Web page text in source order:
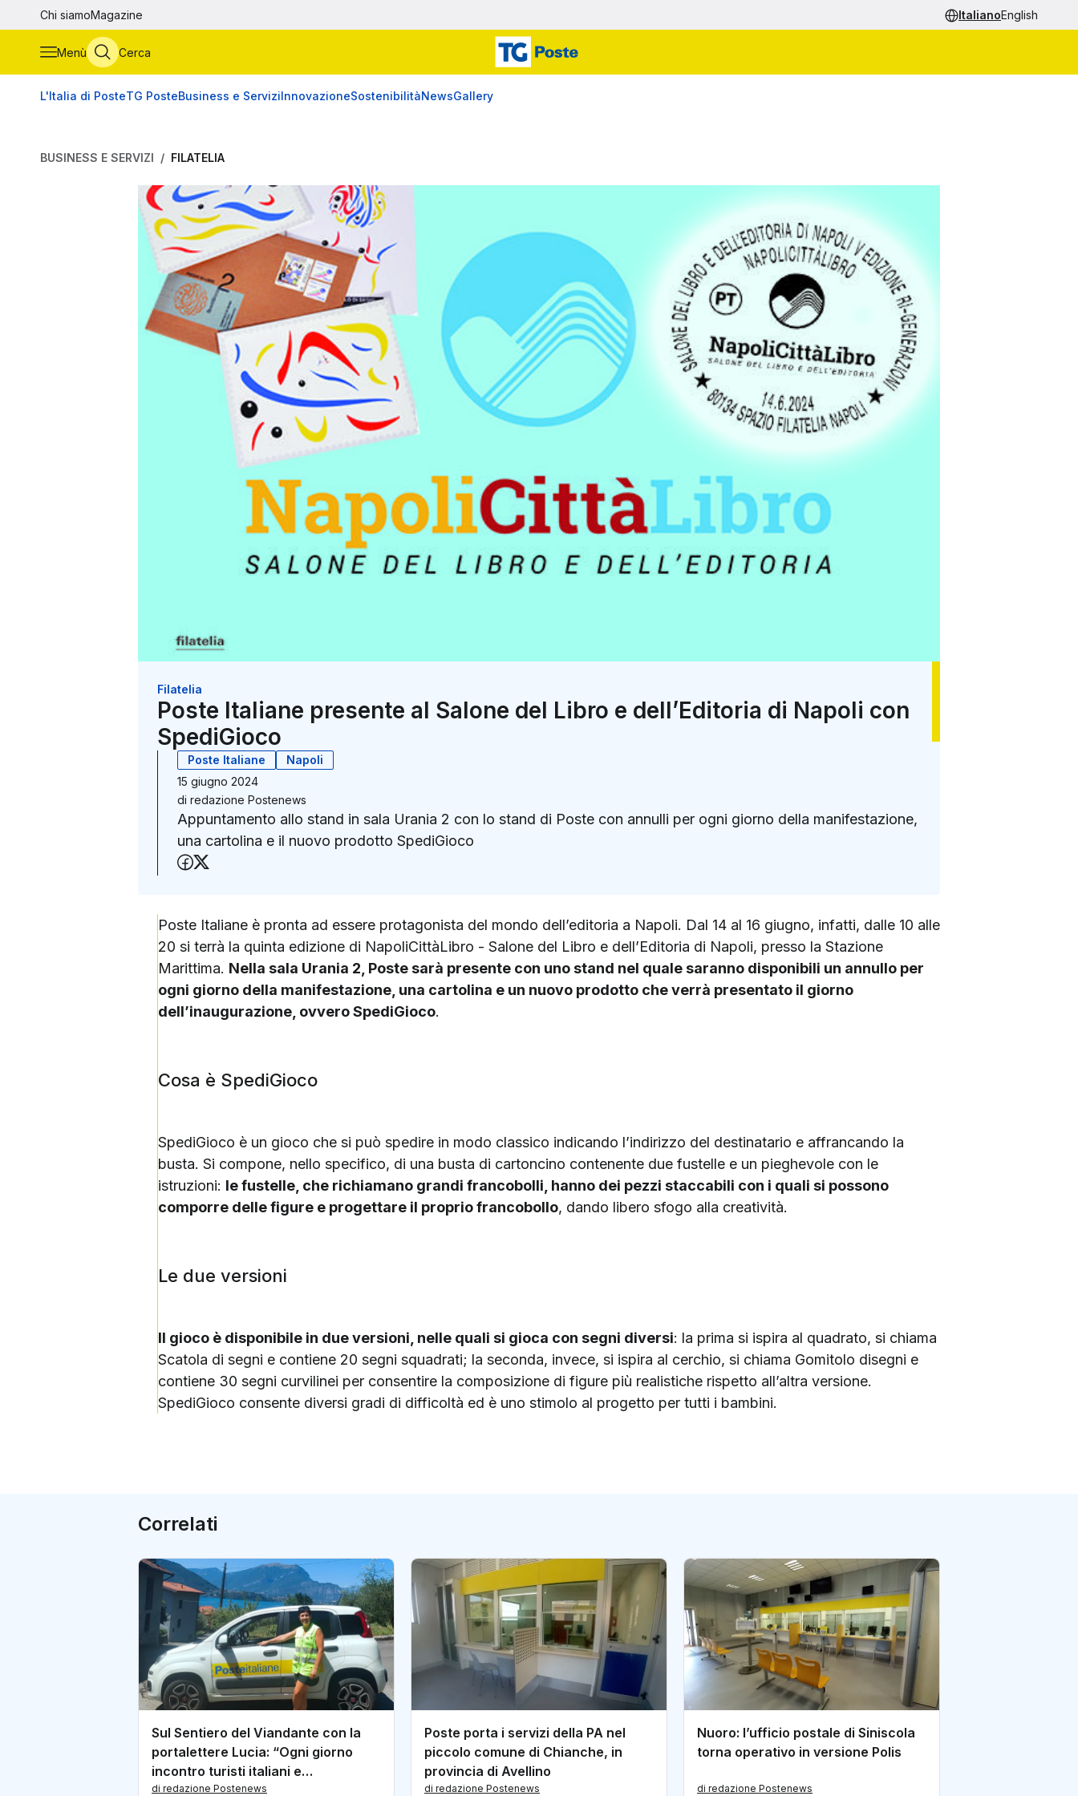
Vai al contenuto principale
Chi siamoMagazine ItalianoEnglish
Menù Cerca
L'Italia di PosteTG PosteBusiness e ServiziInnovazioneSostenibilitàNewsGallery
BUSINESS E SERVIZI FILATELIA
Filatelia
Poste Italiane presente al Salone del Libro e dell’Editoria di Napoli con
SpediGioco
Poste Italiane
Napoli
15 giugno 2024
di redazione Postenews
Appuntamento allo stand in sala Urania 2 con lo stand di Poste con annulli per ogni giorno della manifestazione,
una cartolina e il nuovo prodotto SpediGioco
Condividi su Facebook
Poste Italiane è pronta ad essere protagonista del mondo dell’editoria a Napoli. Dal 14 al 16 giugno, infatti, dalle 10 alle
20 si terrà la quinta edizione di NapoliCittàLibro - Salone del Libro e dell’Editoria di Napoli, presso la Stazione
Marittima. Nella sala Urania 2, Poste sarà presente con uno stand nel quale saranno disponibili un annullo per
ogni giorno della manifestazione, una cartolina e un nuovo prodotto che verrà presentato il giorno
dell’inaugurazione, ovvero SpediGioco.
Cosa è SpediGioco
SpediGioco è un gioco che si può spedire in modo classico indicando l’indirizzo del destinatario e affrancando la
busta. Si compone, nello specifico, di una busta di cartoncino contenente due fustelle e un pieghevole con le
istruzioni: le fustelle, che richiamano grandi francobolli, hanno dei pezzi staccabili con i quali si possono
comporre delle figure e progettare il proprio francobollo, dando libero sfogo alla creatività.
Le due versioni
Il gioco è disponibile in due versioni, nelle quali si gioca con segni diversi: la prima si ispira al quadrato, si chiama
Scatola di segni e contiene 20 segni squadrati; la seconda, invece, si ispira al cerchio, si chiama Gomitolo disegni e
contiene 30 segni curvilinei per consentire la composizione di figure più realistiche rispetto all’altra versione.
SpediGioco consente diversi gradi di difficoltà ed è uno stimolo al progetto per tutti i bambini.
Correlati
Sul Sentiero del Viandante con la
portalettere Lucia: “Ogni giorno
incontro turisti italiani e
internazionali”
di redazione Postenews
Poste porta i servizi della PA nel
piccolo comune di Chianche, in
provincia di Avellino
di redazione Postenews
Nuoro: l’ufficio postale di Siniscola
torna operativo in versione Polis
di redazione Postenews